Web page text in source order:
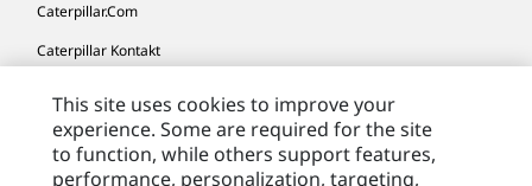
Caterpillar.com
Caterpillar Kontakt
Moje Preferencje Marketingowe
Site Map
This site uses cookies to improve your
experience. Some are required for the site
to function, while others support features,
performance, personalization, targeting,